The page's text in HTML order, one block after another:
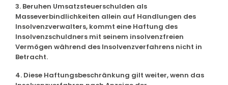
3. Beruhen Umsatzsteuerschulden als
Masseverbindlichkeiten allein auf Handlungen des
Insolvenzverwalters, kommt eine Haftung des
Insolvenzschuldners mit seinem insolvenzfreien
Vermögen während des Insolvenzverfahrens nicht in
Betracht.
4. Diese Haftungsbeschränkung gilt weiter, wenn das